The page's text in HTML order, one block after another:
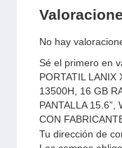
No hay
Sé el primero en
PORTATIL LANIX
13500H, 16 GB
PANTALLA 15.6”,
CON
Tu dirección de